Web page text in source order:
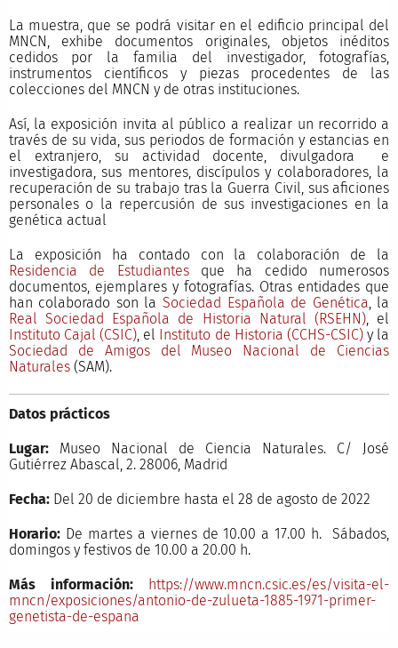
La muestra, que se podrá visitar en el edificio principal del
MNCN, exhibe documentos originales, objetos inéditos
cedidos por la familia del investigador, fotografías,
instrumentos científicos y piezas procedentes de las
colecciones del MNCN y de otras instituciones.
Así, la exposición invita al público a realizar un recorrido a
través de su vida, sus periodos de formación y estancias en
el extranjero, su actividad docente, divulgadora e
investigadora, sus mentores, discípulos y colaboradores, la
recuperación de su trabajo tras la Guerra Civil, sus aficiones
personales o la repercusión de sus investigaciones en la
genética actual
La exposición ha contado con la colaboración de la
Residencia de Estudiantesque ha cedido numerosos
documentos, ejemplares y fotografías. Otras entidades que
han colaborado son la Sociedad Española de Genética, la
Real Sociedad Española de Historia Natural (RSEHN), el
Instituto Cajal (CSIC), el Instituto de Historia (CCHS-CSIC)y la
Sociedad de Amigos del Museo Nacional de Ciencias
Naturales(SAM).
Datos prácticos
Lugar:Museo Nacional de Ciencia Naturales. C/ José
Gutiérrez Abascal, 2. 28006, Madrid
Fecha:Del 20 de diciembre hasta el 28 de agosto de 2022
Horario:De martes a viernes de 10.00 a 17.00 h. Sábados,
domingos y festivos de 10.00 a 20.00 h.
Más información:
https://www.mncn.csic.es/es/visita-el-
mncn/exposiciones/antonio-de-zulueta-1885-1971-primer-
genetista-de-espana